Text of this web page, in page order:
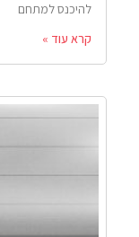
להיכנס למתחם
קרא עוד »